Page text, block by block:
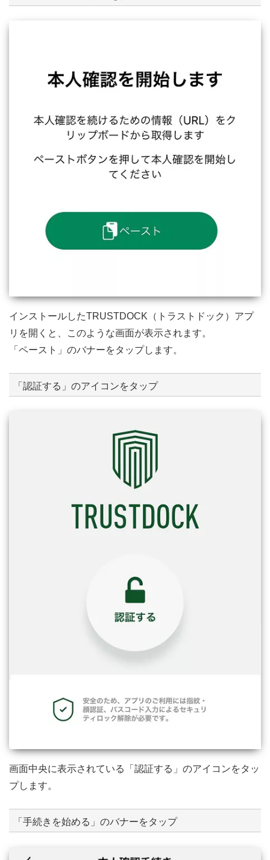
インストールしたTRUSTDOCK（トラストドック）アプ
リを開くと、このような画面が表示されます。
「ペースト」のバナーをタップします。
「認証する」のアイコンをタップ
画面中央に表示されている「認証する」のアイコンをタッ
プします。
「手続きを始める」のバナーをタップ